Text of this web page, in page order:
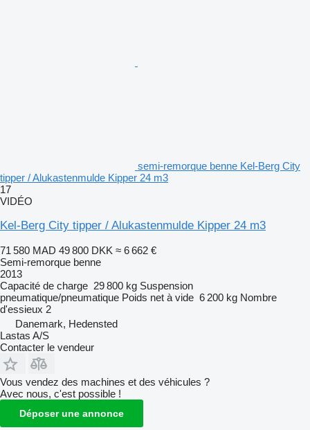
semi-remorque benne Kel-Berg City
tipper / Alukastenmulde Kipper 24 m3
17
VIDÉO
Kel-Berg City tipper / Alukastenmulde Kipper 24 m3
71 580 MAD 49 800 DKK ≈ 6 662 €
Semi-remorque benne
2013
Capacité de charge 29 800 kg Suspension
pneumatique/pneumatique Poids net à vide 6 200 kg Nombre
d'essieux 2
Danemark, Hedensted
Lastas A/S
Contacter le vendeur
Vous vendez des machines et des véhicules ?
Avec nous, c'est possible !
Déposer une annonce